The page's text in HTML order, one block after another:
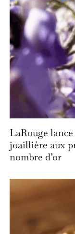
LaRouge
joaillière aux
nombre d’or